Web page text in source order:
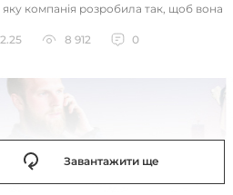
яку компанія розробила так, щоб вона
8 912 0
Завантажити ще